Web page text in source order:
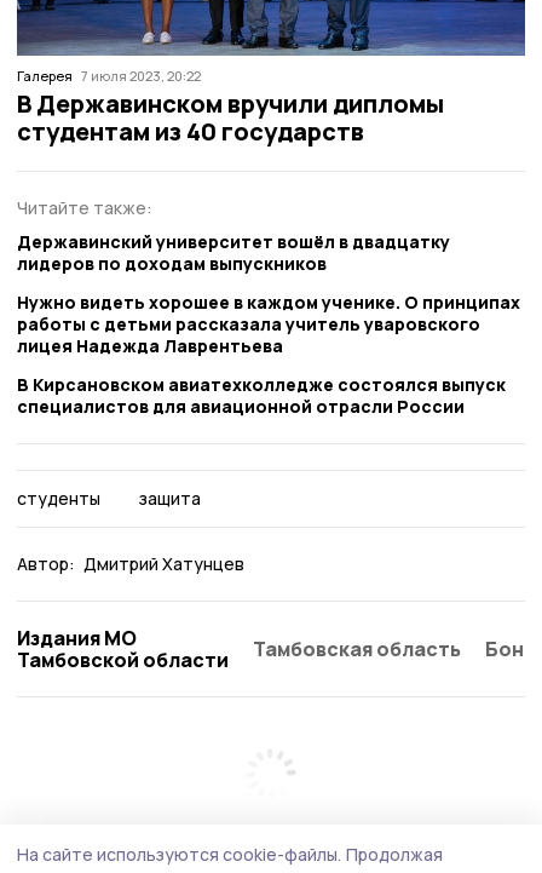
Галерея 7 июля 2023, 20:22
В Державинском вручили дипломы
студентам из 40 государств
Читайте также:
Державинский университет вошёл в двадцатку
лидеров по доходам выпускников
Нужно видеть хорошее в каждом ученике. О принципах
работы с детьми рассказала учитель уваровского
лицея Надежда Лаврентьева
В Кирсановском авиатехколледже состоялся выпуск
специалистов для авиационной отрасли России
студенты защита
Автор: Дмитрий Хатунцев
Издания МО
Тамбовской области
Тамбовская область
На сайте используются cookie-файлы. Продолжая